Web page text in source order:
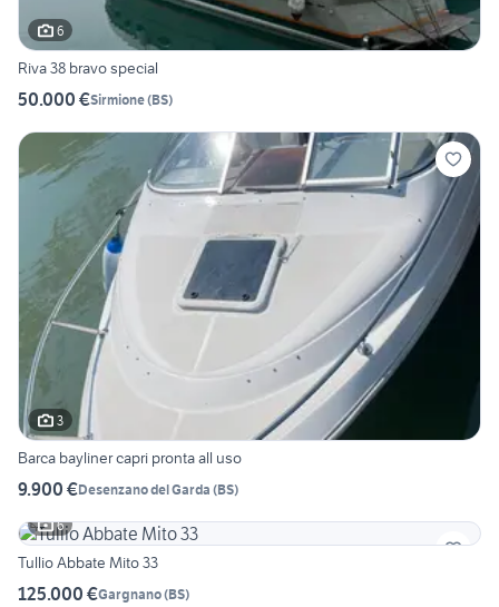
6
Riva 38 bravo special
50.000 €Sirmione(BS)
3
Barca bayliner capri pronta all uso
9.900 €Desenzano del Garda (BS)
6
Tullio Abbate Mito 33
125.000 €Gargnano(BS)